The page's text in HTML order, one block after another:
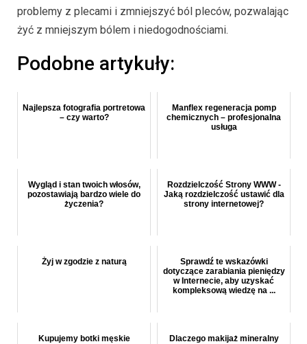
problemy z plecami i zmniejszyć ból pleców, pozwalając
żyć z mniejszym bólem i niedogodnościami.
Podobne artykuły:
Najlepsza fotografia portretowa
– czy warto?
Manflex regeneracja pomp
chemicznych – profesjonalna
usługa
Wygląd i stan twoich włosów,
pozostawiają bardzo wiele do
życzenia?
Rozdzielczość Strony WWW -
Jaką rozdzielczość ustawić dla
strony internetowej?
Żyj w zgodzie z naturą
Sprawdź te wskazówki
dotyczące zarabiania pieniędzy
w Internecie, aby uzyskać
kompleksową wiedzę na ...
Kupujemy botki męskie
Dlaczego makijaż mineralny